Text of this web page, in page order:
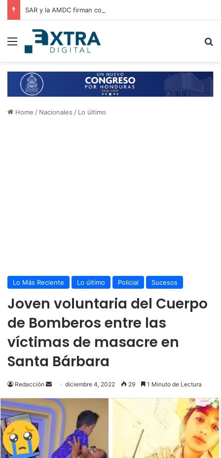
Menu
Home / Nacionales / Lo último
Lo Más Reciente Lo último Policial Sucesos
Joven voluntaria del Cuerpo
de Bomberos entre las
víctimas de masacre en
Santa Bárbara
Redacción
Send
email
diciembre 4, 2022 29 1 Minuto de Lectura